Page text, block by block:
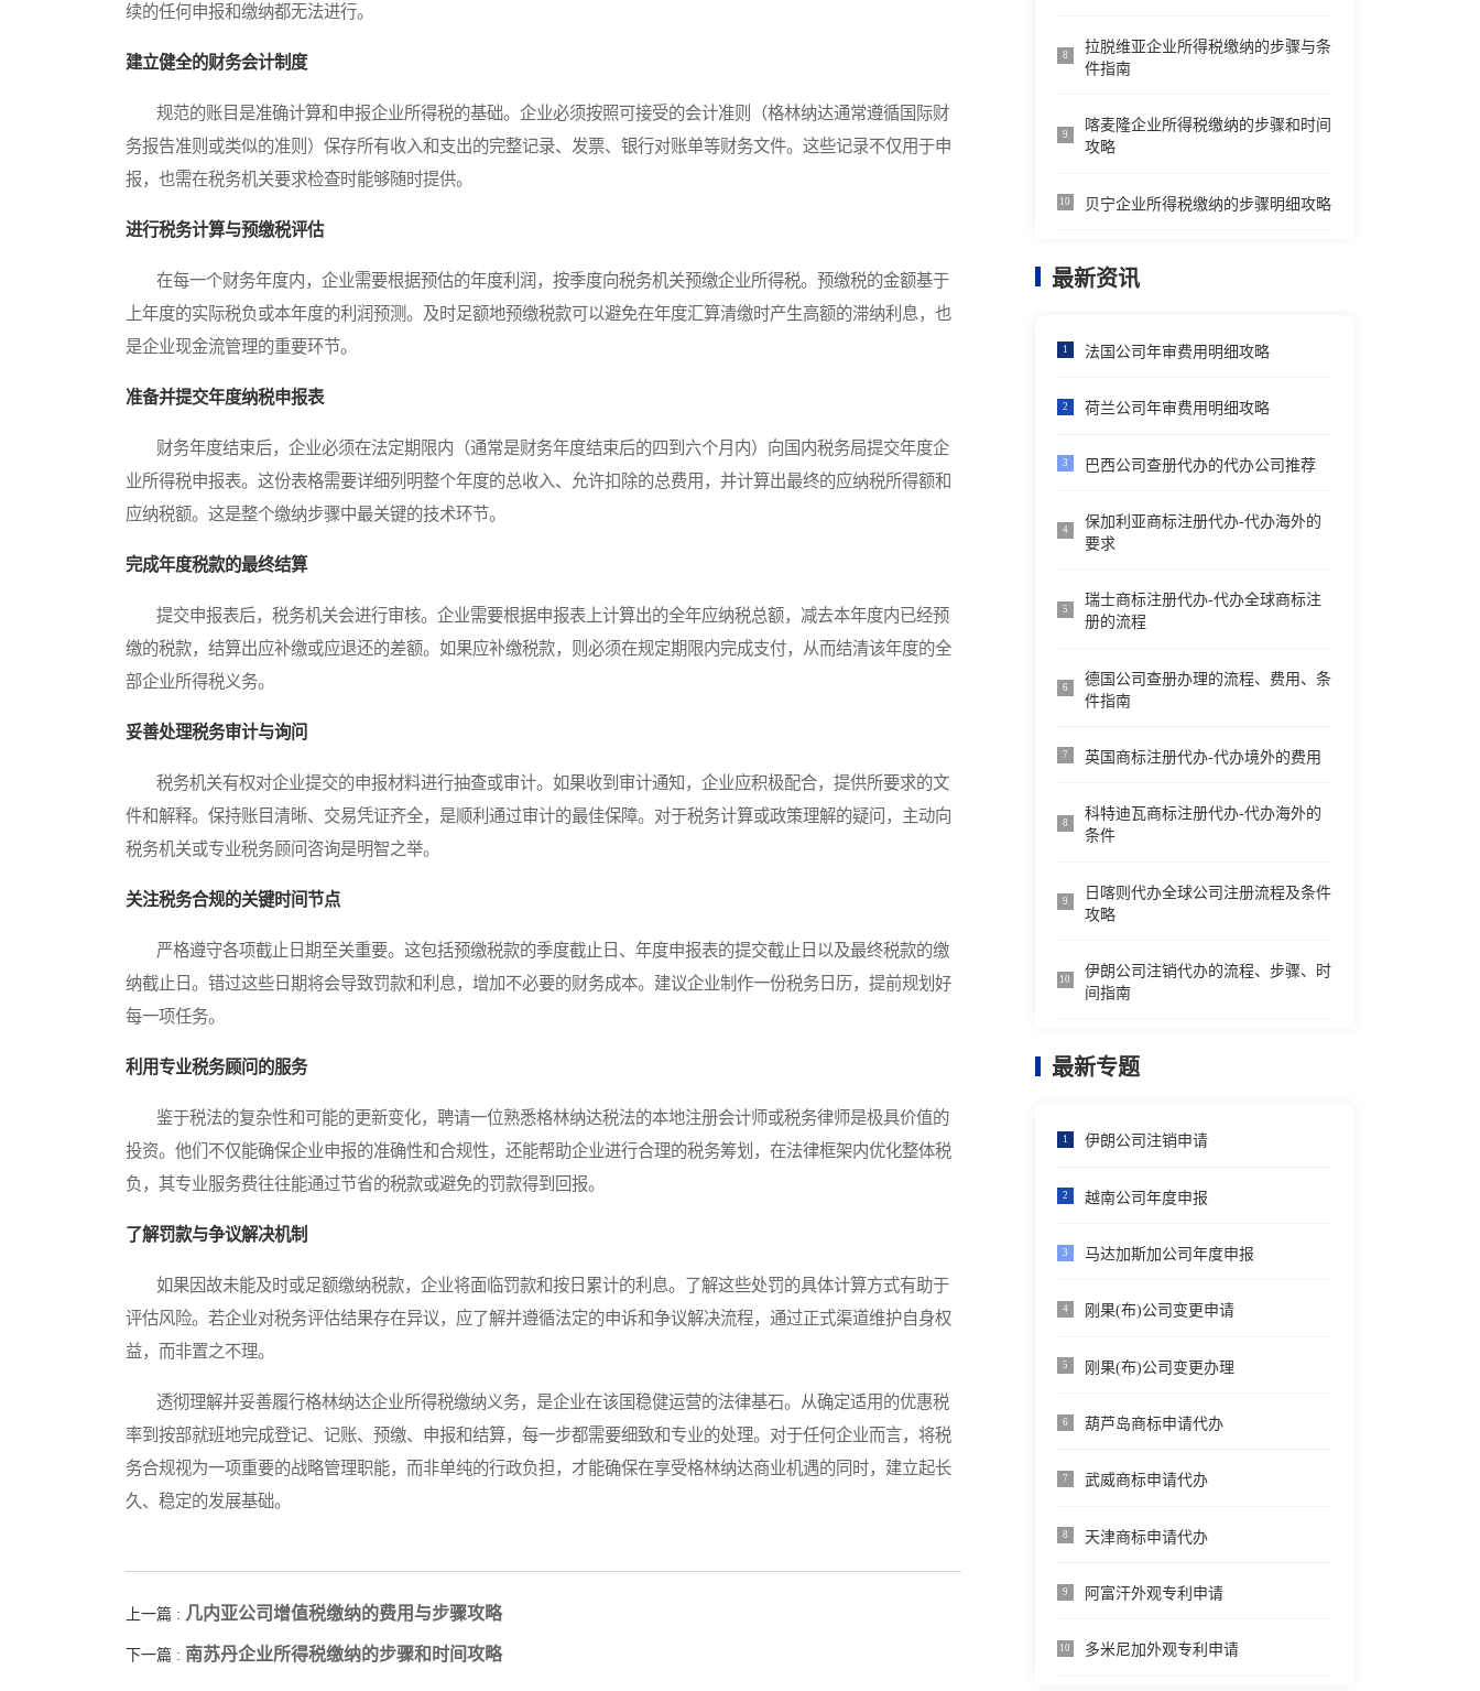
续的任何申报和缴纳都无法进行。
建立健全的财务会计制度
规范的账目是准确计算和申报企业所得税的基础。企业必须按照可接受的会计准则（格林纳达通常遵循国际财
务报告准则或类似的准则）保存所有收入和支出的完整记录、发票、银行对账单等财务文件。这些记录不仅用于申
报，也需在税务机关要求检查时能够随时提供。
进行税务计算与预缴税评估
在每一个财务年度内，企业需要根据预估的年度利润，按季度向税务机关预缴企业所得税。预缴税的金额基于
上年度的实际税负或本年度的利润预测。及时足额地预缴税款可以避免在年度汇算清缴时产生高额的滞纳利息，也
是企业现金流管理的重要环节。
准备并提交年度纳税申报表
财务年度结束后，企业必须在法定期限内（通常是财务年度结束后的四到六个月内）向国内税务局提交年度企
业所得税申报表。这份表格需要详细列明整个年度的总收入、允许扣除的总费用，并计算出最终的应纳税所得额和
应纳税额。这是整个缴纳步骤中最关键的技术环节。
完成年度税款的最终结算
提交申报表后，税务机关会进行审核。企业需要根据申报表上计算出的全年应纳税总额，减去本年度内已经预
缴的税款，结算出应补缴或应退还的差额。如果应补缴税款，则必须在规定期限内完成支付，从而结清该年度的全
部企业所得税义务。
妥善处理税务审计与询问
税务机关有权对企业提交的申报材料进行抽查或审计。如果收到审计通知，企业应积极配合，提供所要求的文
件和解释。保持账目清晰、交易凭证齐全，是顺利通过审计的最佳保障。对于税务计算或政策理解的疑问，主动向
税务机关或专业税务顾问咨询是明智之举。
关注税务合规的关键时间节点
严格遵守各项截止日期至关重要。这包括预缴税款的季度截止日、年度申报表的提交截止日以及最终税款的缴
纳截止日。错过这些日期将会导致罚款和利息，增加不必要的财务成本。建议企业制作一份税务日历，提前规划好
每一项任务。
利用专业税务顾问的服务
鉴于税法的复杂性和可能的更新变化，聘请一位熟悉格林纳达税法的本地注册会计师或税务律师是极具价值的
投资。他们不仅能确保企业申报的准确性和合规性，还能帮助企业进行合理的税务筹划，在法律框架内优化整体税
负，其专业服务费往往能通过节省的税款或避免的罚款得到回报。
了解罚款与争议解决机制
如果因故未能及时或足额缴纳税款，企业将面临罚款和按日累计的利息。了解这些处罚的具体计算方式有助于
评估风险。若企业对税务评估结果存在异议，应了解并遵循法定的申诉和争议解决流程，通过正式渠道维护自身权
益，而非置之不理。
透彻理解并妥善履行格林纳达企业所得税缴纳义务，是企业在该国稳健运营的法律基石。从确定适用的优惠税
率到按部就班地完成登记、记账、预缴、申报和结算，每一步都需要细致和专业的处理。对于任何企业而言，将税
务合规视为一项重要的战略管理职能，而非单纯的行政负担，才能确保在享受格林纳达商业机遇的同时，建立起长
久、稳定的发展基础。
上一篇 : 几内亚公司增值税缴纳的费用与步骤攻略
下一篇 : 南苏丹企业所得税缴纳的步骤和时间攻略
8
拉脱维亚企业所得税缴纳的步骤与条
件指南
9
喀麦隆企业所得税缴纳的步骤和时间
攻略
10 贝宁企业所得税缴纳的步骤明细攻略
最新资讯
1 法国公司年审费用明细攻略
2 荷兰公司年审费用明细攻略
3 巴西公司查册代办的代办公司推荐
4
保加利亚商标注册代办-代办海外的
要求
5
瑞士商标注册代办-代办全球商标注
册的流程
6
德国公司查册办理的流程、费用、条
件指南
7 英国商标注册代办-代办境外的费用
8
科特迪瓦商标注册代办-代办海外的
条件
9
日喀则代办全球公司注册流程及条件
攻略
10
伊朗公司注销代办的流程、步骤、时
间指南
最新专题
1 伊朗公司注销申请
2 越南公司年度申报
3 马达加斯加公司年度申报
4 刚果(布)公司变更申请
5 刚果(布)公司变更办理
6 葫芦岛商标申请代办
7 武威商标申请代办
8 天津商标申请代办
9 阿富汗外观专利申请
10 多米尼加外观专利申请